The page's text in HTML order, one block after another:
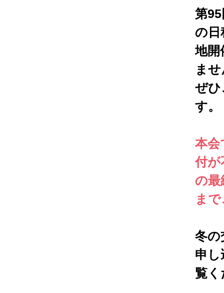
第
の日
地開
ま
ぜひ
す。
本会
付が
の最
ま
冬の
申し
覧く